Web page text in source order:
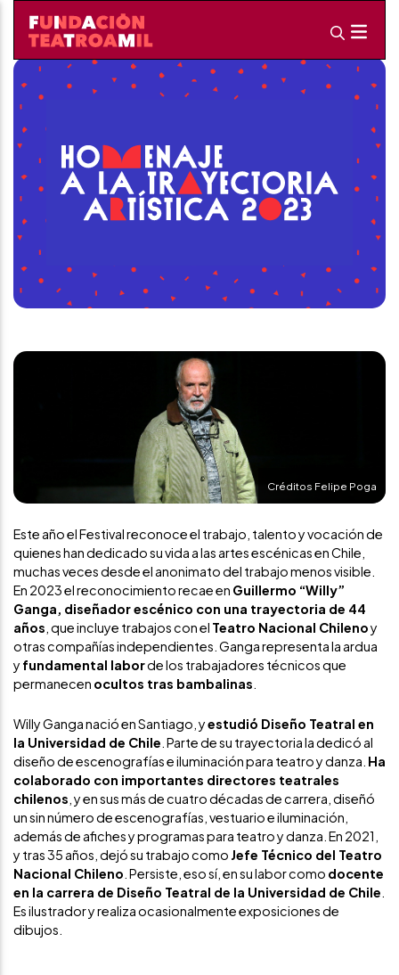
Créditos Felipe Poga
Este año el Festival reconoce el trabajo, talento y vocación de
quienes han dedicado su vida a las artes escénicas en Chile,
muchas veces desde el anonimato del trabajo menos visible.
En 2023 el reconocimiento recae en Guillermo “Willy”
Ganga, diseñador escénico con una trayectoria de 44
años , que incluye trabajos con el Teatro Nacional Chilenoy
otras compañías independientes. Ganga representa la ardua
y fundamental laborde los trabajadores técnicos que
permanecen ocultos tras bambalinas
Willy Ganga nació en Santiago, yestudió Diseño Teatral en
la Universidad de Chile . Parte de su trayectoria la dedicó al
diseño de escenografías e iluminación para teatro y danza. Ha
colaborado con importantes directores teatrales
chilenos , y en sus más de cuatro décadas de carrera, diseñó
un sin número de escenografías, vestuario e iluminación,
además de afiches y programas para teatro y danza. En 2021,
y tras 35 años, dejó su trabajo como Jefe Técnico del Teatro
Nacional Chileno . Persiste, eso sí, en su labor como docente
en la carrera de Diseño Teatral de la Universidad de Chile
Es ilustrador y realiza ocasionalmente exposiciones de
dibujos.